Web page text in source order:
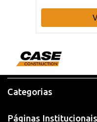
Categorias
Páginas Institucionais